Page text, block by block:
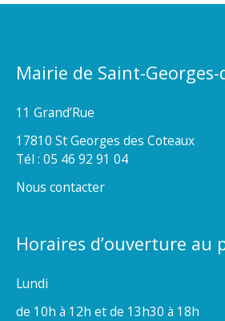
Mairie de Saint-Georges-
11 Grand’Rue
17810 St Georges des Coteaux
Tél : 05 46 92 91 04
Nous contacter
Horaires d’ouverture au
Lundi
de 10h à 12h et de 13h30 à 18h